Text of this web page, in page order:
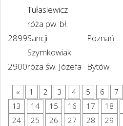
Tułasiewicz
2899
róża pw. bł.
Sancji
Szymkowiak
Poznań
2900róża św. Józefa Bytów
« 1 2 3 4 5 6 7
13
14 15 16 17 18
24
25 26 27 28 29